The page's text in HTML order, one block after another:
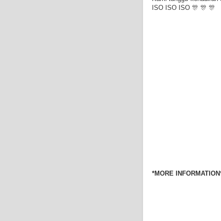
ISO ISO ISO 🎊 🎊 🎊
*MORE